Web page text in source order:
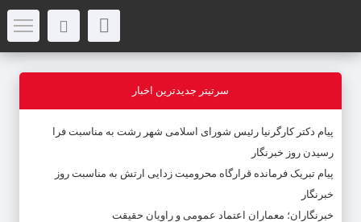
سرتیتر جدیدترین اخبار
پیام دکتر کارگرنیا رئیس شورای اسلامی شهر رشت به مناسبت فرا
رسیدن روز خبرنگار
پیام تبریک فرمانده قرارگاه محرومیت‌ زدایی ارتش به مناسبت روز
خبرنگار
خبرنگاران؛ معماران اعتماد عمومی و راویان حقیقت